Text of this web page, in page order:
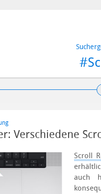
Verschiedene
Scroll
auch